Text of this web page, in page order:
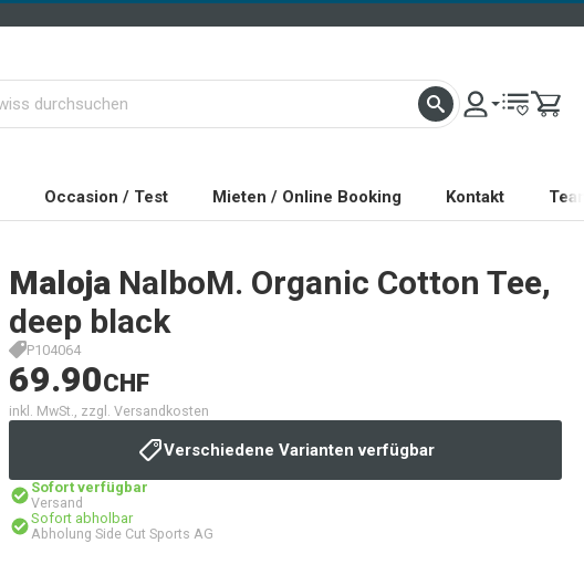
Occasion / Test Mieten / Online Booking Kontakt
Maloja NalboM. Organic Cotton Tee,
deep black
P104064
69.90CHF
inkl. MwSt., zzgl. Versandkosten
Verschiedene Varianten verfügbar
Sofort verfügbar
Versand
Sofort abholbar
Abholung Side Cut Sports AG